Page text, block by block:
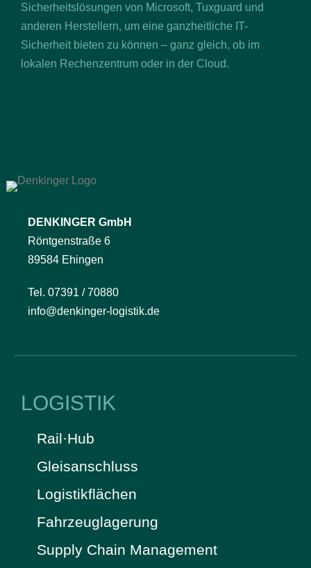
Sicherheitslösungen von Microsoft, Tuxguard und
anderen Herstellern, um eine ganzheitliche IT-
Sicherheit bieten zu können – ganz gleich, ob im
lokalen Rechenzentrum oder in der Cloud.
DENKINGER GmbH
Röntgenstraße 6
89584 Ehingen
Tel. 07391 / 70880
info@denkinger-logistik.de
LOGISTIK
Rail·Hub
Gleisanschluss
Logistikflächen
Fahrzeuglagerung
Supply Chain Management